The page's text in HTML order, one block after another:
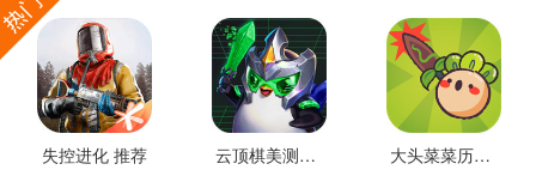
失控进化 推荐 云顶棋美测服 最新版 大头菜菜历险记 好玩的